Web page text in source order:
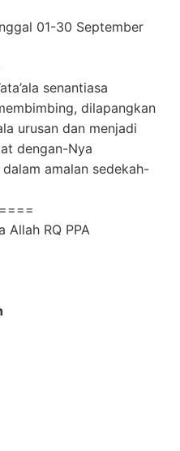
01-30 September
senantiasa
dilapangkan
urusan dan menjadi
dengan-Nya
amalan sedekah-